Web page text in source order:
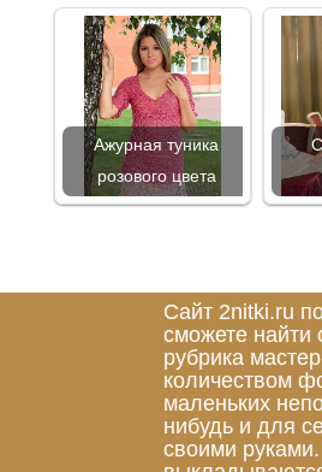
Ажурная туника
розового цвета
Сайт 2nitki.ru
сможете
рубрика
количеством
маленьких
нибудь и для
своими